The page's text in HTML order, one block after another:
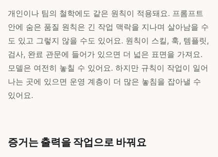
개인이나 팀의 철학에도 같은 원칙이 적용돼요. 프롬프트
안에 숨은 품질 원칙은 긴 작업 맥락을 지나며 살아남을 수
도 있고 그렇지 않을 수도 있어요. 원칙이 스킬, 훅, 템플릿,
검사, 완료 관문에 들어가 있으면 더 넓은 표면을 가져요.
모델은 여전히 놓칠 수 있어요. 하지만 규칙이 작업이 일어
나는 곳에 있으면 운영 계층이 더 많은 놓침을 잡아낼 수
있어요.
증거는 출력을 작업으로 바꿔요